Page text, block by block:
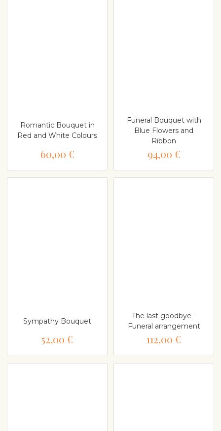
Romantic Bouquet in
Red and White Colours
60,00 €
Funeral Bouquet with
Blue Flowers and
Ribbon
94,00 €
Sympathy Bouquet
52,00 €
The last goodbye -
Funeral arrangement
112,00 €